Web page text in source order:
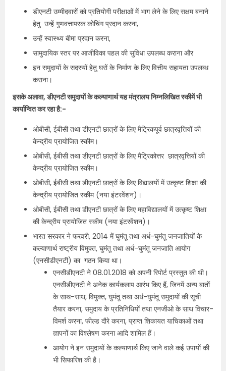
डीएनटी उम्‍मीदवारों को प्रतियोगी परीक्षाओं में भाग लेने के लिए सक्षम बनाने
हेतु उन्‍हें गुणवत्तापरक कोचिंग प्रदान करना,
उन्‍हें स्‍वास्‍थ्‍य बीमा प्रदान करना,
सामुदायिक स्‍तर पर आजीविका पहल की सुविधा उपलब्‍ध कराना और
इन समुदायों के सदस्‍यों हेतु घरों के निर्माण के लिए वित्तीय सहायता उपलब्‍ध
कराना।
इसके अलावा, डीएनटी समुदायों के कल्‍याणार्थ यह मंत्रालय निम्‍नलिखित स्‍कीमें भी
कार्यान्वित कर रहा है:-
ओबीसी, ईबीसी तथा डीएनटी छात्रों के लिए मैट्रिकपूर्व छात्रवृत्तियों की
केन्‍द्रीय प्रायोजित स्‍कीम।
ओबीसी, ईबीसी तथा डीएनटी छात्रों के लिए मैट्रिकोत्तर छात्रवृत्तियों की
केन्‍द्रीय प्रायोजित स्‍कीम।
ओबीसी, ईबीसी तथा डीएनटी छात्रों के लिए विद्यालयों में उत्‍कृष्‍ट शिक्षा की
केन्‍द्रीय प्रायोजित स्‍कीम (नया इंटरवेंशन)।
ओबीसी, ईबीसी तथा डीएनटी छात्रों के लिए महाविद्यालयों में उत्‍कृष्‍ट शिक्षा
की केन्‍द्रीय प्रायोजित स्‍कीम (नया इंटरवेंशन)।
भारत सरकार ने फरवरी, 2014 में घुमंतू तथा अर्ध-घुमंतू जनजातियों के
कल्‍याणार्थ राष्‍ट्रीय विमुक्‍त, घुमंतू तथा अर्ध-घुमंतू जनजाति आयोग
(एनसीडीएनटी) का गठन किया था।
एनसीडीएनटी ने 08.01.2018 को अपनी रिपोर्ट प्रस्‍तुत की थी।
एनसीडीएनटी ने अनेक कार्यकलाप आरंभ किए हैं, जिनमें अन्‍य बातों
के साथ-साथ, विमुक्‍त, घुमंतू तथा अर्ध-घुमंतू समुदायों की सूची
तैयार करना, समुदाय के प्रति‍निधियों तथा एनजीओ के साथ विचार-
विमर्श करना, फील्‍ड दौरे करना, प्राप्‍त शिकायत याचिकाओं तथा
ज्ञापनों का विश्‍लेषण करना आदि शामिल हैं।
आयोग ने इन समुदायों के कल्‍याणार्थ किए जाने वाले कई उपायों की
भी सिफारिश की है।